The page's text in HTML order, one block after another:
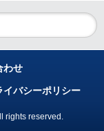
わせ
イバシーポリシー
rights reserved.